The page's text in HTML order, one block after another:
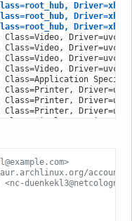
account/